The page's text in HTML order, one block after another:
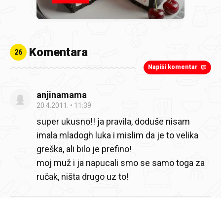
26 Komentara
Napiši komentar
anjinamama
20.4.2011. 11:39
super ukusno!! ja pravila, doduše nisam
imala mladogh luka i mislim da je to velika
greška, ali bilo je prefino!
moj muž i ja napucali smo se samo toga za
ručak, ništa drugo uz to!